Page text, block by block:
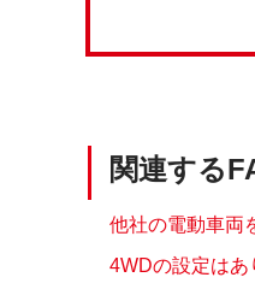
関連する
他社の電動車両
4WDの設定はあ